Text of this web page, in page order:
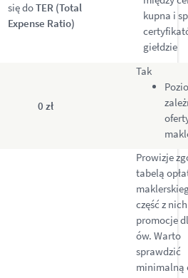
się doTER (Total
Expense Ratio)
kupna i
giełdzie
0 zł
Tak
Prowizje
tabelą
część z
promocje
ów. Warto
sprawdzić
minimalną